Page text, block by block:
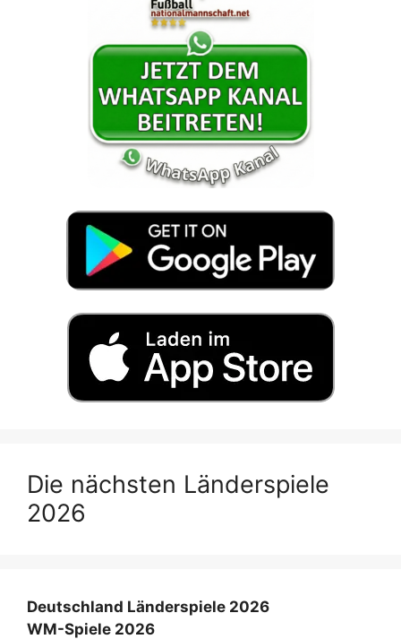
Die nächsten Länderspiele
2026
Deutschland Länderspiele 2026
WM-Spiele 2026